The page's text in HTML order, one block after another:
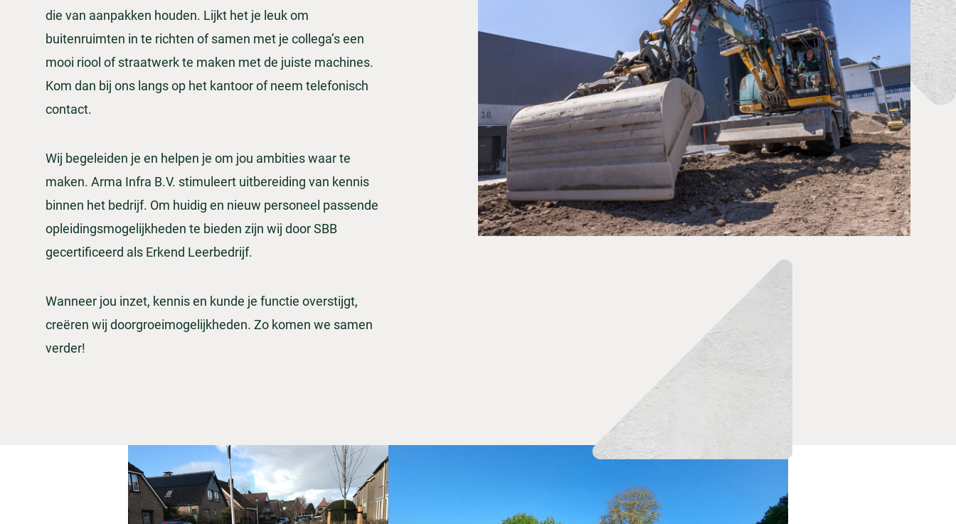
die van aanpakken houden. Lijkt het je leuk om
buitenruimten in te richten of samen met je collega’s een
mooi riool of straatwerk te maken met de juiste machines.
Kom dan bij ons langs op het kantoor of neem telefonisch
contact.
Wij begeleiden je en helpen je om jou ambities waar te
maken. Arma Infra B.V. stimuleert uitbereiding van kennis
binnen het bedrijf. Om huidig en nieuw personeel passende
opleidingsmogelijkheden te bieden zijn wij door SBB
gecertificeerd als Erkend Leerbedrijf.
Wanneer jou inzet, kennis en kunde je functie overstijgt,
creëren wij doorgroeimogelijkheden. Zo komen we samen
verder!